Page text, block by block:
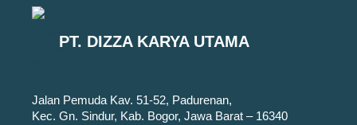
PT. DIZZA KARYA UTAMA
Jalan Pemuda Kav. 51-52, Padurenan,
Kec. Gn. Sindur, Kab. Bogor, Jawa Barat – 16340